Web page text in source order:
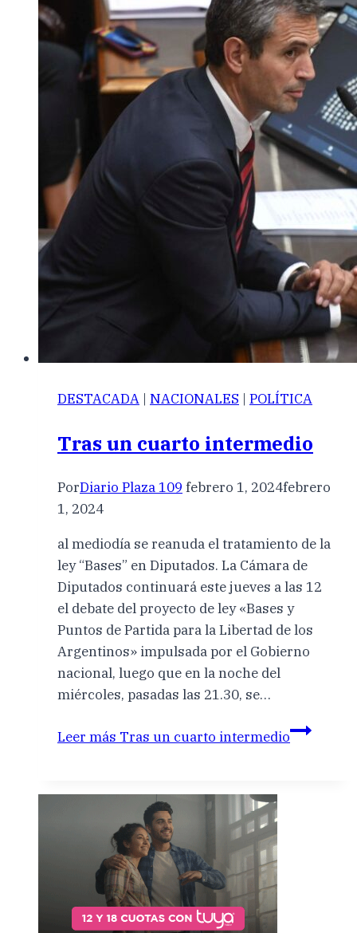
DESTACADA | NACIONALES | POLÍTICA
Tras un cuarto intermedio
PorDiario Plaza 109 febrero 1, 2024febrero
1, 2024
al mediodía se reanuda el tratamiento de la
ley “Bases” en Diputados. La Cámara de
Diputados continuará este jueves a las 12
el debate del proyecto de ley «Bases y
Puntos de Partida para la Libertad de los
Argentinos» impulsada por el Gobierno
nacional, luego que en la noche del
miércoles, pasadas las 21.30, se…
Leer más Tras un cuarto intermedio